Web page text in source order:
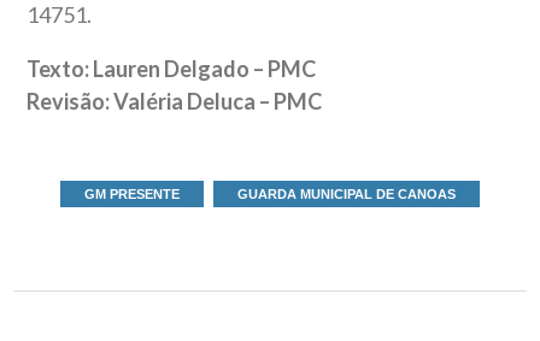
14751.
Texto: Lauren Delgado – PMC
Revisão: Valéria Deluca – PMC
GM PRESENTE GUARDA MUNICIPAL DE CANOAS